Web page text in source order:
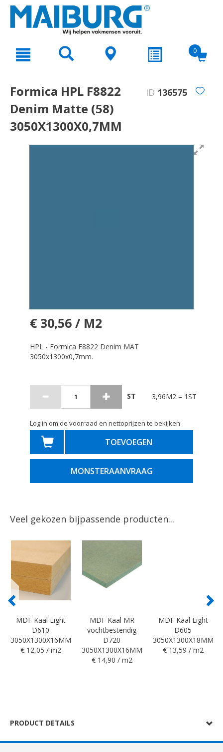
text.skipToNavigation
0
Formica HPL F8822
Denim Matte (58)
3050X1300X0,7MM
ID 136575
€ 30,56 / M2
HPL - Formica F8822 Denim MAT
3050x1300x0,7mm.
ST 3,96M2 = 1ST
Log in om de voorraad en nettoprijzen te bekijken
TOEVOEGEN
MONSTERAANVRAAG
Veel gekozen bijpassende producten...
MDF Kaal Light
D610
3050X1300X16MM
€ 12,05 / m2
MDF Kaal MR
vochtbestendig
D720
3050X1300X16MM
€ 14,90 / m2
MDF Kaal Light
D605
3050X1300X18MM
€ 13,59 / m2
PRODUCT DETAILS